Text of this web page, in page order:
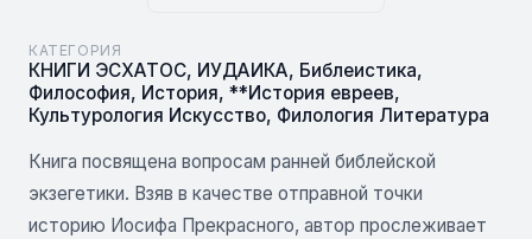
КАТЕГОРИЯ
КНИГИ ЭСХАТОС, ИУДАИКА, Библеистика,
Философия, История, **История евреев,
Культурология Искусство, Филология Литература
Книга посвящена вопросам ранней библейской
экзегетики. Взяв в качестве отправной точки
историю Иосифа Прекрасного, автор прослеживает